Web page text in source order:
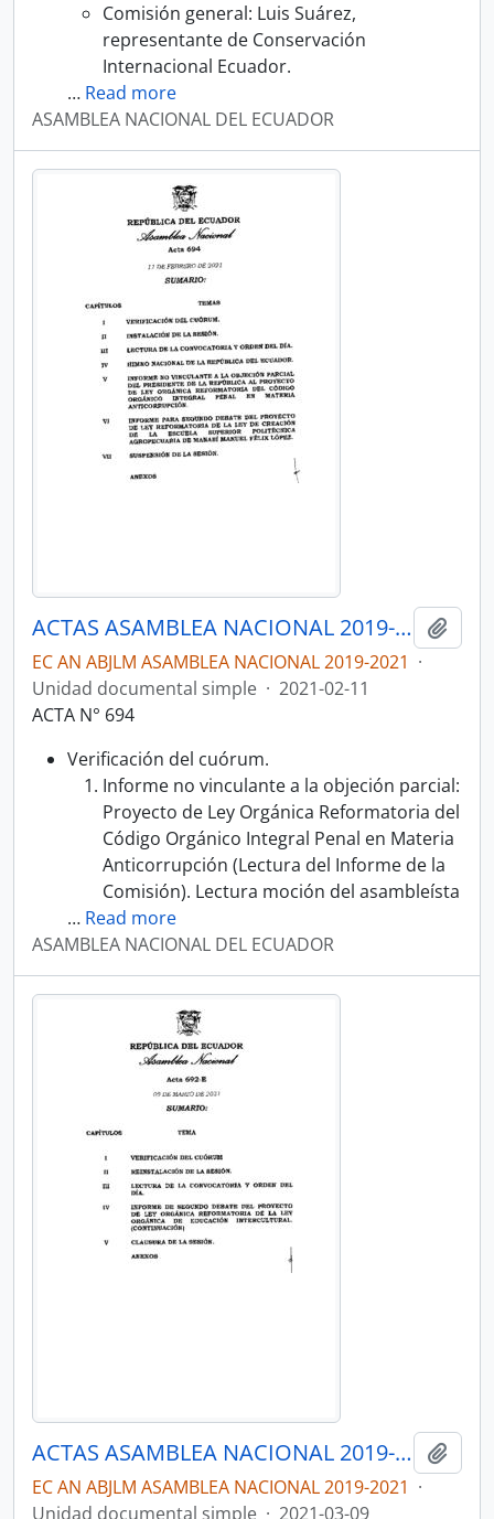
Comisión general: Luis Suárez,
representante de Conservación
Internacional Ecuador.
… Read more
ASAMBLEA NACIONAL DEL ECUADOR
ACTAS ASAMBLEA NACIONAL 2019-2021
EC AN ABJLM ASAMBLEA NACIONAL 2019-2021 ·
Unidad documental simple · 2021-02-11
ACTA N° 694
Verificación del cuórum.
Informe no vinculante a la objeción parcial:
Proyecto de Ley Orgánica Reformatoria del
Código Orgánico Integral Penal en Materia
Anticorrupción (Lectura del Informe de la
Comisión). Lectura moción del asambleísta
… Read more
ASAMBLEA NACIONAL DEL ECUADOR
ACTAS ASAMBLEA NACIONAL 2019-2021
EC AN ABJLM ASAMBLEA NACIONAL 2019-2021 ·
Unidad documental simple · 2021-03-09